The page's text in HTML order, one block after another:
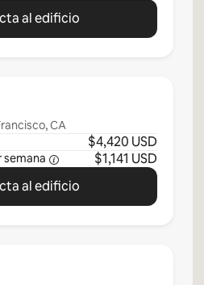
al edificio
CA
$4,420 USD
semana
$1,141 USD
al edificio